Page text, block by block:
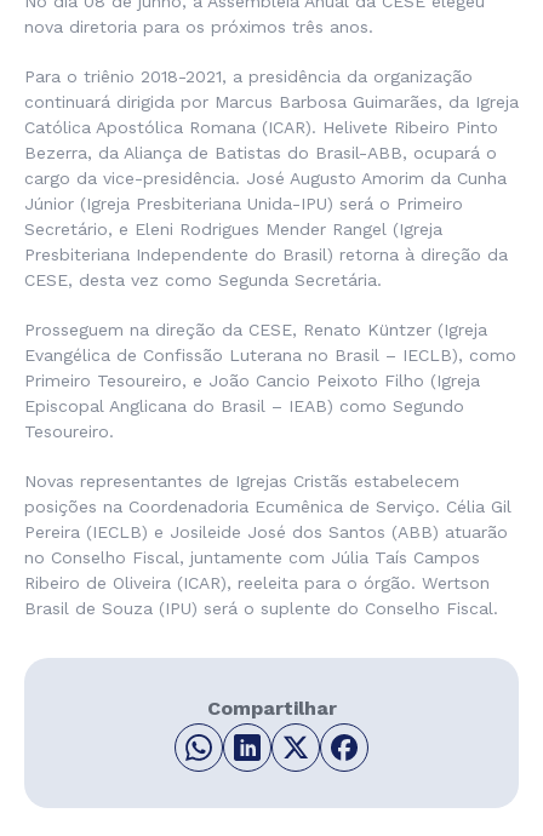
nova diretoria para os próximos três anos.
Para o triênio 2018-2021, a presidência da organização
continuará dirigida por Marcus Barbosa Guimarães, da Igreja
Católica Apostólica Romana (ICAR). Helivete Ribeiro Pinto
Bezerra, da Aliança de Batistas do Brasil-ABB, ocupará o
cargo da vice-presidência. José Augusto Amorim da Cunha
Júnior (Igreja Presbiteriana Unida-IPU) será o Primeiro
Secretário, e Eleni Rodrigues Mender Rangel (Igreja
Presbiteriana Independente do Brasil) retorna à direção da
CESE, desta vez como Segunda Secretária.
Prosseguem na direção da CESE, Renato Küntzer (Igreja
Evangélica de Confissão Luterana no Brasil – IECLB), como
Primeiro Tesoureiro, e João Cancio Peixoto Filho (Igreja
Episcopal Anglicana do Brasil – IEAB) como Segundo
Tesoureiro.
Novas representantes de Igrejas Cristãs estabelecem
posições na Coordenadoria Ecumênica de Serviço. Célia Gil
Pereira (IECLB) e Josileide José dos Santos (ABB) atuarão
no Conselho Fiscal, juntamente com Júlia Taís Campos
Ribeiro de Oliveira (ICAR), reeleita para o órgão. Wertson
Brasil de Souza (IPU) será o suplente do Conselho Fiscal.
Compartilhar